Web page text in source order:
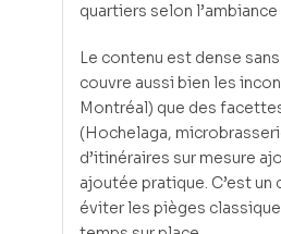
quartiers selon
Le contenu est dense
couvre aussi bien les
Montréal) que des
(Hochelaga,
d’itinéraires sur mesure
ajoutée pratique. C’est
éviter les pièges